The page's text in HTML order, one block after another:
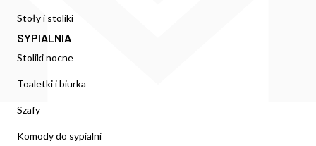
Stoły i stoliki
SYPIALNIA
Stoliki nocne
Toaletki i biurka
Szafy
Komody do sypialni